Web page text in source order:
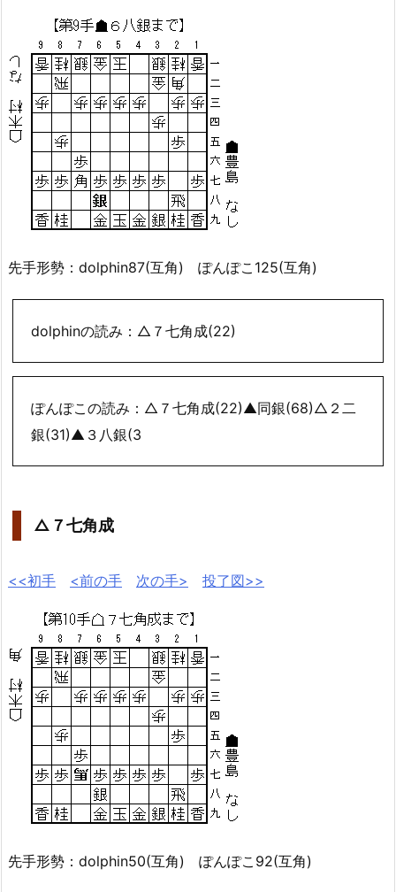
先手形勢：dolphin87(互角) ぽんぽこ125(互角)
dolphinの読み：△７七角成(22)
ぽんぽこの読み：△７七角成(22)▲同銀(68)△２二
銀(31)▲３八銀(3
△７七角成
<<初手 <前の手 次の手> 投了図>>
先手形勢：dolphin50(互角) ぽんぽこ92(互角)